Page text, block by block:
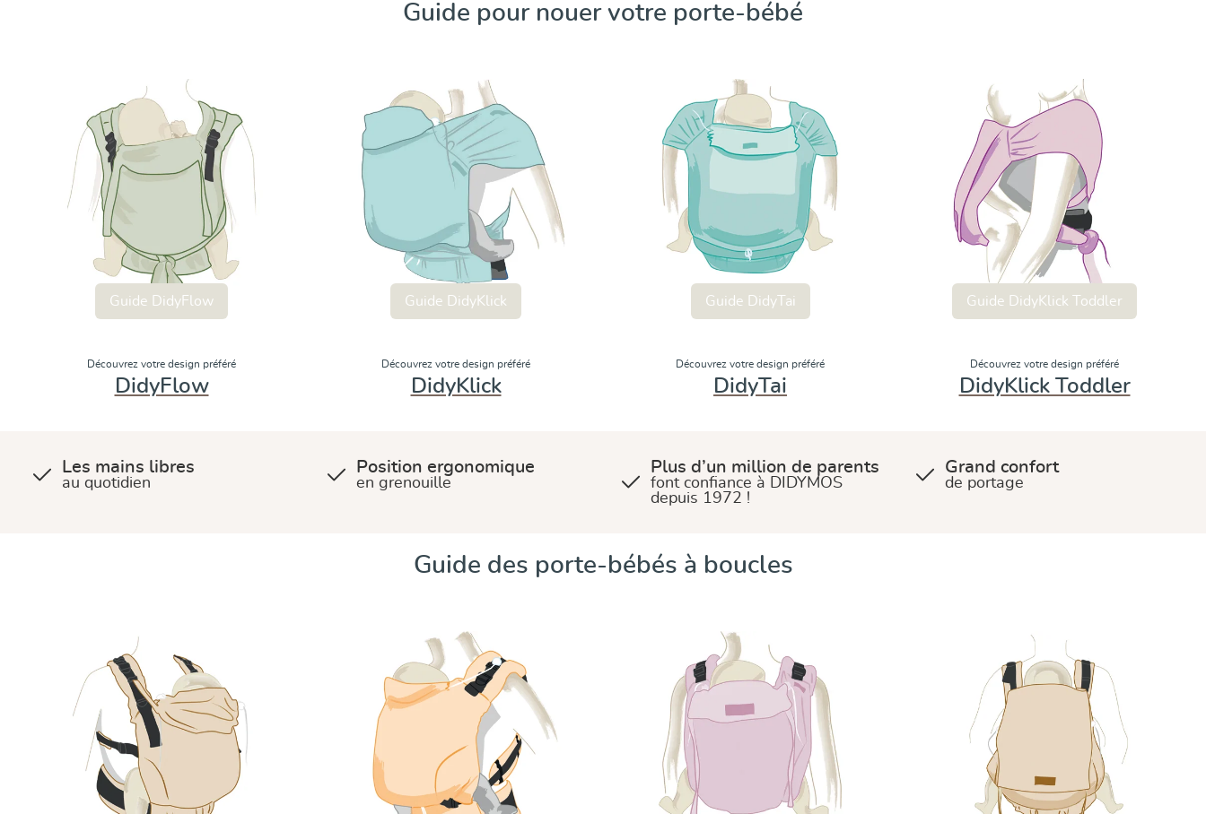
Guide pour nouer votre porte-bébé
Guide DidyFlow
Découvrez votre design préféré
DidyFlow
Guide DidyKlick
Découvrez votre design préféré
DidyKlick
Guide DidyTai
Découvrez votre design préféré
DidyTai
Guide DidyKlick Toddler
Guide DidyKlick Toddler
Découvrez votre design préféré
DidyKlick Toddler
Les mains libres
au quotidien
Position ergonomique
en grenouille
Plus d’un million de parents
font confiance à DIDYMOS
depuis 1972 !
Grand confort
de portage
Guide des porte-bébés à boucles
Guide DidyFix Toddler